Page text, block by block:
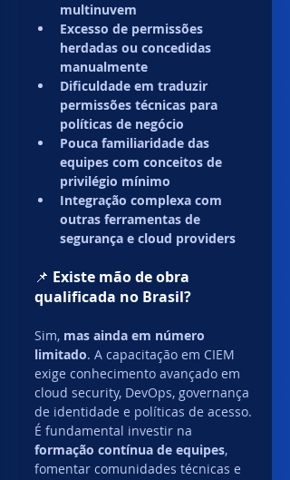
multinuvem
Excesso de permissões
herdadas ou concedidas
manualmente
Dificuldade em traduzir
permissões técnicas para
políticas de negócio
Pouca familiaridade das
equipes com conceitos de
privilégio mínimo
Integração complexa com
outras ferramentas de
segurança e cloud providers
📌 Existe mão de obra
qualificada no Brasil?
Sim, mas ainda em número
limitado. A capacitação em CIEM
exige conhecimento avançado em
cloud security, DevOps, governança
de identidade e políticas de acesso.
É fundamental investir na
formação contínua de equipes,
fomentar comunidades técnicas e